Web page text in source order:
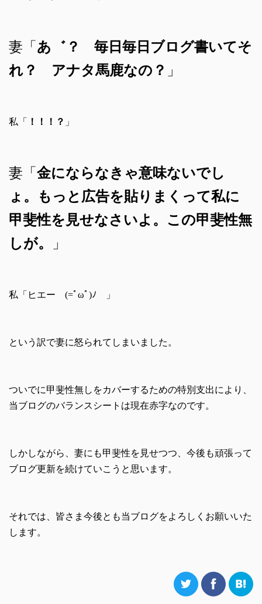
妻「 あ゛？ 毎日毎日ブログ書いてそ
れ？ アナタ馬鹿なの？ 」
私「 ！！！？ 」
妻「 金にならなきゃ意味ないでし
ょ。
もっと広告を貼りまくって私に
甲斐性を見せなさいよ。この甲斐性無
しが。
」
私「ヒエー (=ﾟωﾟ)ﾉ 」
という訳で妻に怒られてしまいました。
ついでに甲斐性無しをカバーするための特別支出により、
当ブログのバランスシートは現在赤字なのです。
しかしながら、妻にも甲斐性を見せつつ、今後も頑張って
ブログ更新を続けていこうと思います。
それでは、皆さま今後とも当ブログをよろしくお願いいた
します。